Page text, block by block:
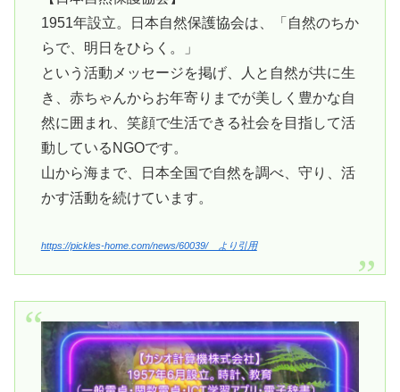
1951年設立。日本自然保護協会は、「自然のちか
らで、明日をひらく。」
という活動メッセージを掲げ、人と自然が共に生
き、赤ちゃんからお年寄りまでが美しく豊かな自
然に囲まれ、笑顔で生活できる社会を目指して活
動しているNGOです。
山から海まで、日本全国で自然を調べ、守り、活
かす活動を続けています。
https://pickles-home.com/news/60039/ より引用